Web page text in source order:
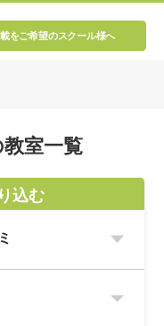
をご希望のスクール様へ
室一覧
込む